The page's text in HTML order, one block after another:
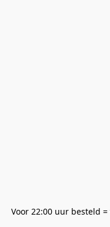
Voor 22:00 uur besteld